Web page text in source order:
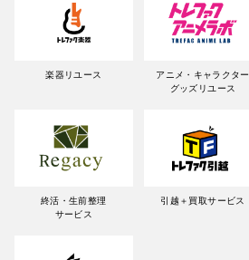
楽器リユース
アニメ・キャラクター
グッズリユース
終活・生前整理
サービス
引越＋買取サービス